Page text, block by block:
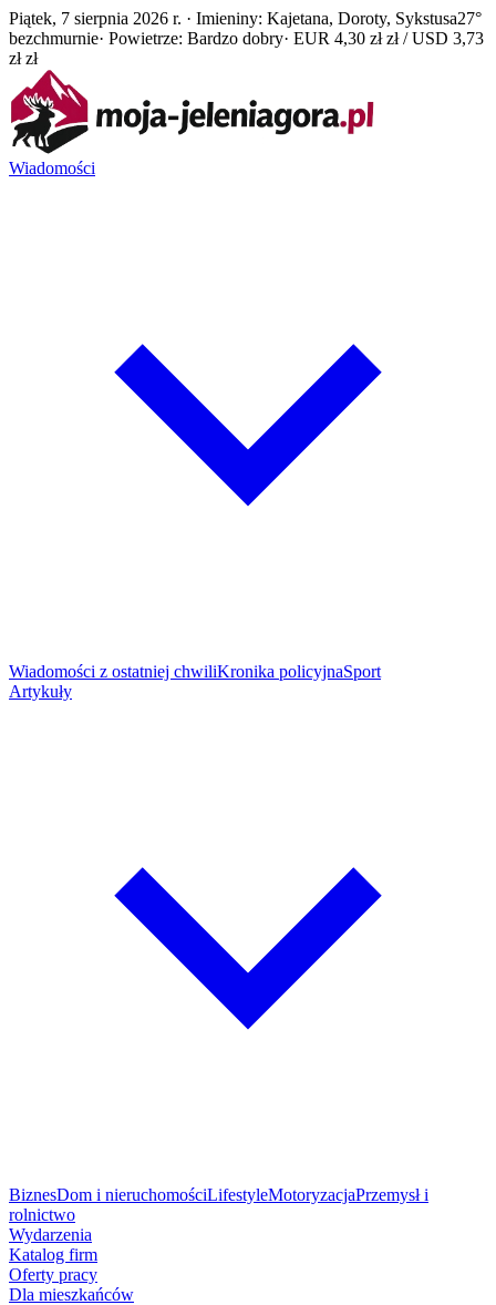
Piątek, 7 sierpnia 2026 r. · Imieniny: Kajetana, Doroty, Sykstusa27°
bezchmurnie· Powietrze: Bardzo dobry· EUR 4,30 zł zł / USD 3,73
zł zł
Wiadomości
Wiadomości z ostatniej chwiliKronika policyjnaSport
Artykuły
BiznesDom i nieruchomościLifestyleMotoryzacjaPrzemysł i
rolnictwo
Wydarzenia
Katalog firm
Oferty pracy
Dla mieszkańców